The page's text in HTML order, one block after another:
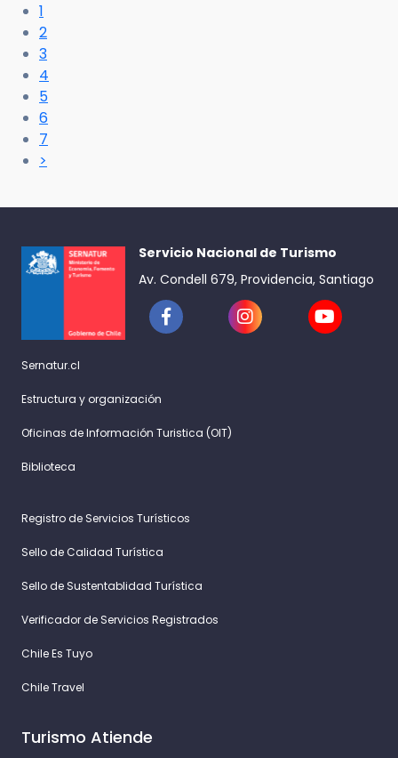
1
2
3
4
5
6
7
>
Servicio Nacional de Turismo
Av. Condell 679, Providencia, Santiago
Sernatur.cl
Estructura y organización
Oficinas de Información Turistica (OIT)
Biblioteca
Registro de Servicios Turísticos
Sello de Calidad Turística
Sello de Sustentablidad Turística
Verificador de Servicios Registrados
Chile Es Tuyo
Chile Travel
Turismo Atiende